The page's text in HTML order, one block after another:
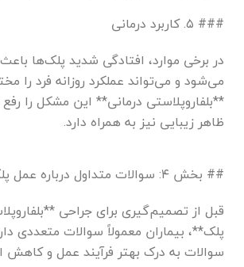
### ۵. کاربرد درمانی
در برخی موارد، افتادگی شدید پلک‌ها
می‌شود و می‌تواند عملکرد روزانه فرد را
**بلفاروپلاستی درمانی** این مشکل را
ظاهر زیبایی نیز به همراه دارد.
## بخش ۴: سوالات متداول درباره عمل پلک و بلفاروپلاستی
قبل از تصمیم‌گیری برای جراحی
پلک**، بیماران معمولاً سوالات متعددی
سوالات به درک بهتر فرآیند عمل و